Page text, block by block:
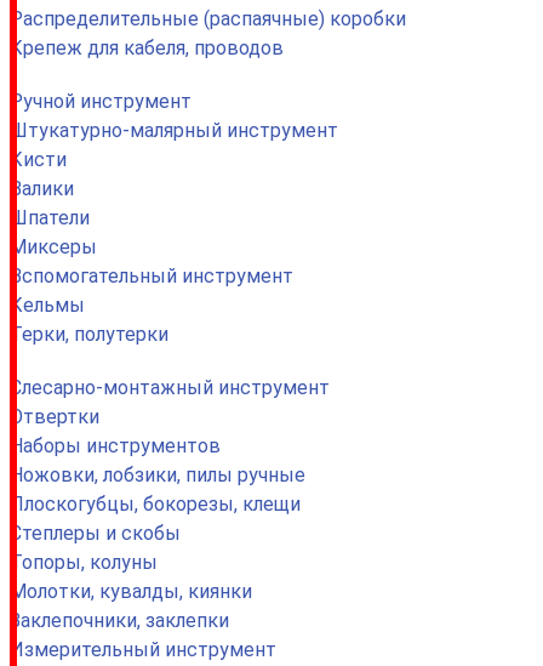
Распределительные (распаячные) коробки
Крепеж для кабеля, проводов
Ручной инструмент
Штукатурно-малярный инструмент
Кисти
Валики
Шпатели
Миксеры
Вспомогательный инструмент
Кельмы
Терки, полутерки
Слесарно-монтажный инструмент
Отвертки
Наборы инструментов
Ножовки, лобзики, пилы ручные
Плоскогубцы, бокорезы, клещи
Степлеры и скобы
Топоры, колуны
Молотки, кувалды, киянки
Заклепочники, заклепки
Измерительный инструмент